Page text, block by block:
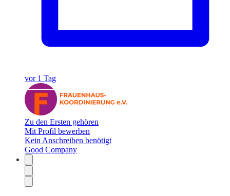
vor 1 Tag
Zu den Ersten gehören
Mit Profil bewerben
Kein Anschreiben benötigt
Good Company